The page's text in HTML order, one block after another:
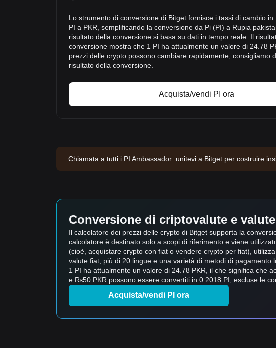
Lo strumento di conversione di Bitget fornisce i tassi di cambio in
PI a PKR, semplificando la conversione da Pi (PI) a Rupia
risultato della conversione si basa su dati in tempo reale. Il
conversione mostra che 1 PI ha attualmente un valore di 24.78
prezzi delle crypto possono cambiare rapidamente, consigliamo
risultato della conversione.
Acquista/vendi PI ora
Chiamata a tutti i PI Ambassador: unitevi a Bitget per costruire
Conversione di criptovalute e
Il calcolatore dei prezzi delle crypto di Bitget supporta la
calcolatore è destinato solo a scopi di riferimento e viene
(cioè, acquistare crypto con fiat o vendere crypto per fiat),
valute fiat, più di 20 lingue e una varietà di metodi di
1 PI ha attualmente un valore di 24.78 PKR, il che significa che
e ₨50 PKR possono essere convertiti in 0.2018 PI, escluse le
Acquista/vendi PI ora